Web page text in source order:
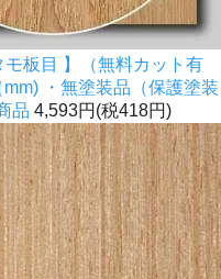
モ板目 】（無料カット有
・無塗装品（保護塗装
品 4,593円(税418円)